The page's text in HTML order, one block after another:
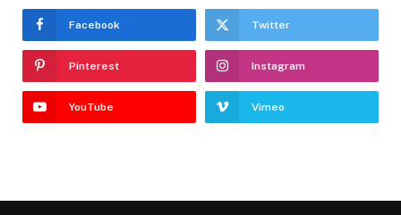
Facebook Twitter
Pinterest Instagram
YouTube Vimeo